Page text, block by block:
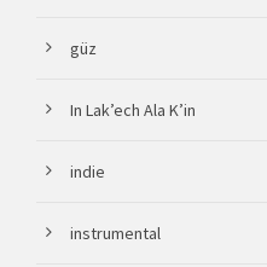
güz
In Lak’ech Ala K’in
indie
instrumental